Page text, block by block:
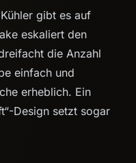
gibt es auf
eskaliert den
die Anzahl
einfach und
erheblich. Ein
Design setzt sogar